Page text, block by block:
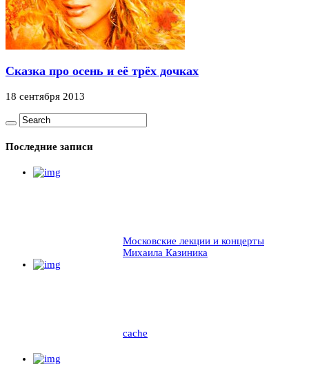
Сказка про осень и её трёх дочках
18 сентября 2013
Последние записи
Московские лекции и концерты
Михаила Казиника
cache